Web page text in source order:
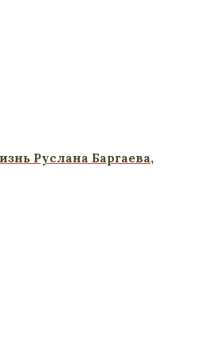
Руслана Баргаева,